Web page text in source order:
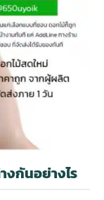
กันอย่างไร